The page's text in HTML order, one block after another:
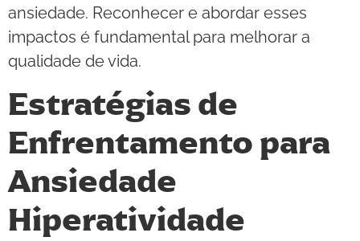
ansiedade. Reconhecer e abordar esses
impactos é fundamental para melhorar a
qualidade de vida.
Estratégias de
Enfrentamento para
Ansiedade
Hiperatividade